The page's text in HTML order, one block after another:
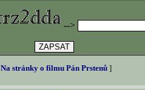
-->
Na stránky o filmu Pán Prstenů ]